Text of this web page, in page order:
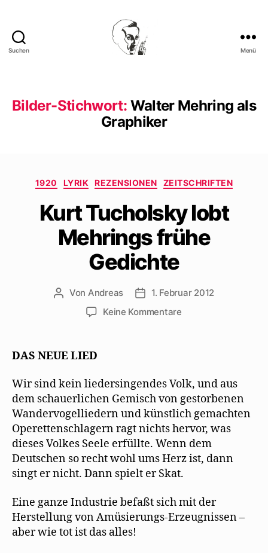
Suchen Menü
Bilder-Stichwort: Walter Mehring als
Graphiker
Kategorien
1920 LYRIK REZENSIONEN ZEITSCHRIFTEN
Kurt Tucholsky lobt
Mehrings frühe
Gedichte
Beitragsautor
Von Andreas Beitragsdatum
1. Februar 2012
Keine Kommentarezu
frühe
Gedichte
DAS NEUE LIED
Wir sind kein liedersingendes Volk, und aus
dem schauerlichen Gemisch von gestorbenen
Wandervogelliedern und künstlich gemachten
Operettenschlagern ragt nichts hervor, was
dieses Volkes Seele erfüllte. Wenn dem
Deutschen so recht wohl ums Herz ist, dann
singt er nicht. Dann spielt er Skat.
Eine ganze Industrie befaßt sich mit der
Herstellung von Amüsierungs-Erzeugnissen –
aber wie tot ist das alles!